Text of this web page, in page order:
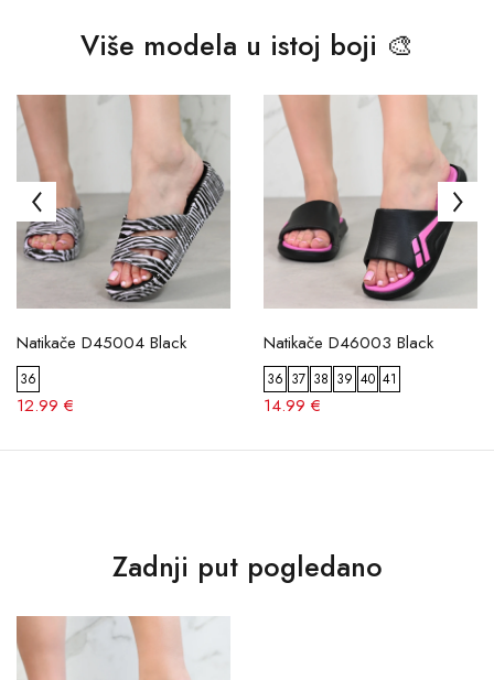
Više modela u istoj boji 🎨
Natikače D45004 Black
36
12.99 €
Natikače D46003 Black
36 37 38 39 40 41
14.99 €
Zadnji put pogledano